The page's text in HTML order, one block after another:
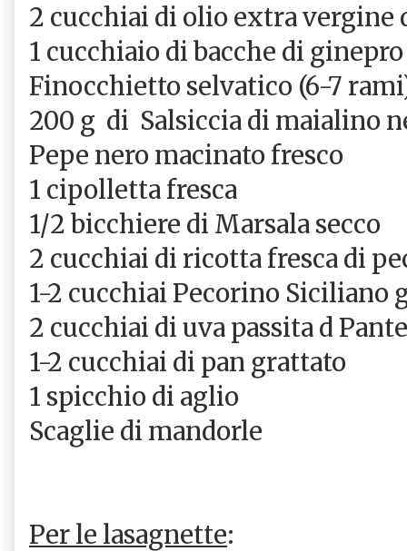
2 cucchiai di olio extra vergine
1 cucchiaio di bacche di ginepro
Finocchietto selvatico (6-7
200 g di Salsiccia di maialino
Pepe nero macinato fresco
1 cipolletta fresca
1/2 bicchiere di Marsala secco
2 cucchiai di ricotta fresca di
1-2 cucchiai Pecorino Siciliano
2 cucchiai di uva passita d
1-2 cucchiai di pan grattato
1 spicchio di aglio
Scaglie di mandorle
Per le lasagnette: